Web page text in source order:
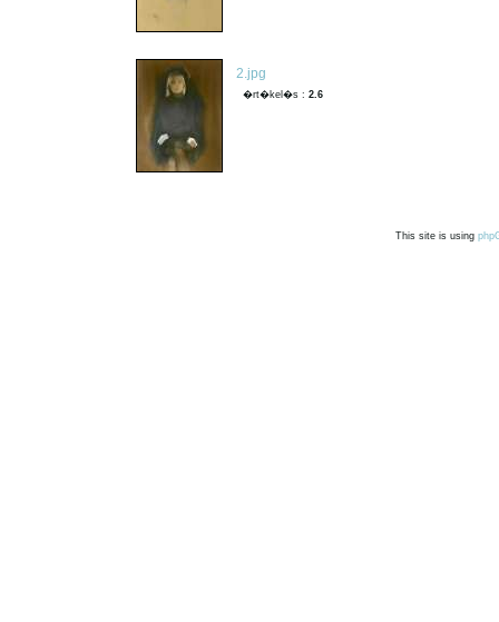
2.jpg
�rt�kel�s :2.6
This site is using